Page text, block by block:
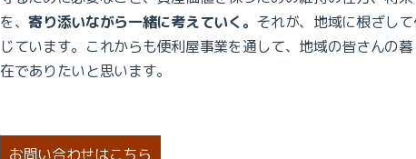
を、寄り添いながら一緒に考えていく。 それが、地域に根ざし
じています。これからも便利屋事業を通して、地域の皆さんの
在でありたいと思います。
お問い合わせはこちら